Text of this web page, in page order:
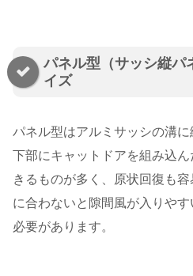
パネル型（サッシ縦パ
イズ
パネル型はアルミサッシの溝
下部にキャットドアを組み込
きるものが多く、原状回復も
に合わないと隙間風が入りや
必要があります。